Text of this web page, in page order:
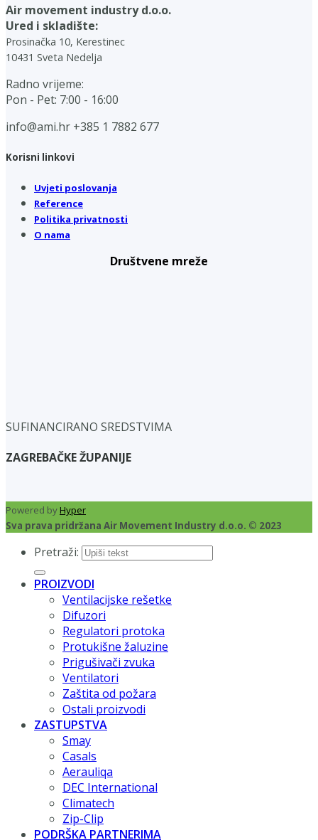
Air movement industry d.o.o.
Ured i skladište:
Prosinačka 10, Kerestinec
10431 Sveta Nedelja
Radno vrijeme:
Pon - Pet: 7:00 - 16:00
info@ami.hr +385 1 7882 677
Korisni linkovi
Uvjeti poslovanja
Reference
Politika privatnosti
O nama
Društvene mreže
SUFINANCIRANO SREDSTVIMA
ZAGREBAČKE ŽUPANIJE
Powered byHyper
Sva prava pridržana Air Movement Industry d.o.o. © 2023
Pretraži:
PROIZVODI
Ventilacijske rešetke
Difuzori
Regulatori protoka
Protukišne žaluzine
Prigušivači zvuka
Ventilatori
Zaštita od požara
Ostali proizvodi
ZASTUPSTVA
Smay
Casals
Aerauliqa
DEC International
Climatech
Zip-Clip
PODRŠKA PARTNERIMA